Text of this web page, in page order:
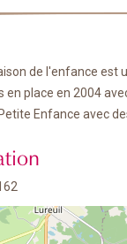
de l'enfance est
en place en 2004
Enfance avec